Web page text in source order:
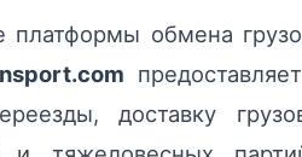
платформы обмена
доставку